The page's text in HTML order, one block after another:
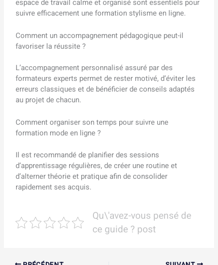
espace de travail calme et organisé sont essentiels pour
suivre efficacement une formation stylisme en ligne.
Comment un accompagnement pédagogique peut-il
favoriser la réussite ?
L’accompagnement personnalisé assuré par des
formateurs experts permet de rester motivé, d’éviter les
erreurs classiques et de bénéficier de conseils adaptés
au projet de chacun.
Comment organiser son temps pour suivre une
formation mode en ligne ?
Il est recommandé de planifier des sessions
d’apprentissage régulières, de créer une routine et
d’alterner théorie et pratique afin de consolider
rapidement ses acquis.
Qu\'avez-vous pensé de
ce guide ? post